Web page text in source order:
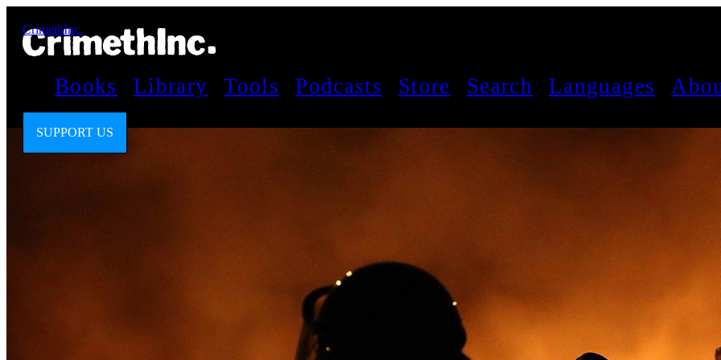
CrimethInc.
Books Library Tools Podcasts Store Search Languages
SUPPORT US